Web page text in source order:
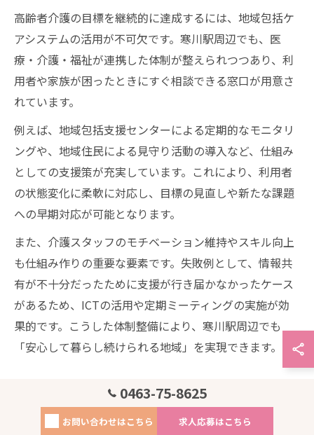
高齢者介護の目標を継続的に達成するには、地域包括ケ
アシステムの活用が不可欠です。寒川駅周辺でも、医
療・介護・福祉が連携した体制が整えられつつあり、利
用者や家族が困ったときにすぐ相談できる窓口が用意さ
れています。
例えば、地域包括支援センターによる定期的なモニタリ
ングや、地域住民による見守り活動の導入など、仕組み
としての支援策が充実しています。これにより、利用者
の状態変化に柔軟に対応し、目標の見直しや新たな課題
への早期対応が可能となります。
また、介護スタッフのモチベーション維持やスキル向上
も仕組み作りの重要な要素です。失敗例として、情報共
有が不十分だったために支援が行き届かなかったケース
があるため、ICTの活用や定期ミーティングの実施が効
果的です。こうした体制整備により、寒川駅周辺でも
「安心して暮らし続けられる地域」を実現できます。
現場のモチベーションを支える介
0463-75-8625
お問い合わせはこちら 求人応募はこちら